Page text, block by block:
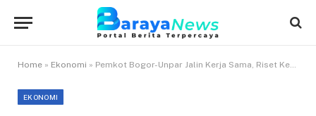
Home » Ekonomi » Pemkot Bogor-Unpar Jalin Kerja Sama, Riset Keberagaman di Kampung Labirin
EKONOMI